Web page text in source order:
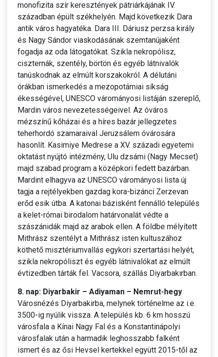
monofizita szír keresztények pátriárkájának IV.
században épült székhelyén. Majd következik Dara
antik város hagyatéka. Dara III. Dáriusz perzsa király
és Nagy Sándor viaskodásának szemtanújaként
fogadja az oda látogatókat. Szikla nekropólisz,
ciszternák, szentély, börtön és egyéb látnivalók
tanúskodnak az elmúlt korszakokról. A délutáni
órákban ismerkedés a mezopotámiai síkság
ékességével, UNESCO várományosi listáján szereplő,
Mardin város nevezetességeivel. Az óváros
mézszínű kőházai és a híres bazár jellegzetes
teherhordó szamaraival Jeruzsálem óvárosára
hasonlít. Kasimiye Medrese a XV. századi egyetemi
oktatást nyújtó intézmény, Ulu dzsámi (Nagy Mecset)
majd szabad program a középkori fedett bazárban.
Mardint elhagyva az UNESCO várományosi lista új
tagja a rejtélyekben gazdag kora-bizánci Zerzevan
erőd esik útba. A katonai bázisként fennálló település
a kelet-római birodalom határvonalát védte a
szászánidák majd az arabok ellen. A földbe mélyített
Mithrász szentélyt a Mithrász isten kultuszához
köthető misztériumvallás egykori szertartási helyét,
szikla nekropóliszt és egyéb látnivalókat az elmúlt
évtizedben tárták fel. Vacsora, szállás Diyarbakırban.
8. nap: Diyarbakir – Adiyaman – Nemrut-hegy
Városnézés Diyarbakirba, melynek történelme az i.e.
3500-ig nyúlik vissza. A település kb. 6 km hosszú
városfala a Kínai Nagy Fal és a Konstantinápolyi
városfalak után a harmadik leghosszabb falként
ismert és az ősi Hevsel kertekkel együtt 2015-től az